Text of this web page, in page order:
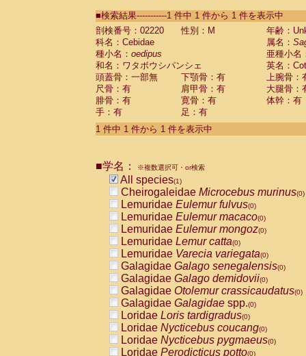
CebidaeSaguinus labiatus(0)
Cebidae Saguinus leucopus (0)
Cebidae
Cebidae
CebidaeSaguinus nigricollis (0)
Cebidae Saguinus oedipus
Cebidae Saguinus weddelli
Cebidae Saguinusspp.
Cebidae Aotus trivirgatus
Cebidae Cebus albifrons
CebidaeCebus nigrivittatus
CebidaeCebus
CebidaeSaimiri boliviensis(0)
CebidaeSaimiri sciureus(0)
AtelidaeAlouatta caraya(0)
AtelidaeAlouatta fusca(0)
AtelidaeAlouatta seniculus
AtelidaeAlouattaspp.(0)
AtelidaeAteles belzebuth(0)
AtelidaeAteles geoffroyi(0)
AtelidaeAteles paniscus(0)
AtelidaeAtelesspp.(0)
Atelidae Lagothrix lagothricha
AtelidaeLagothrix lagothricha cana
PitheciidaeCacajao calvus
PitheciidaeCallicebus cupreus
■検索結果-----------1 件中 1 件から 1 件を表示中
剖検番号：02220
性別：M
年齢：
科名：Cebidae
属名：
種小名： oedipus
亜種小名
和名：ワタボウシパンシェ
英名：
頭蓋骨：一部無
下顎骨：有
上腕骨：
尺骨：有
肩甲骨：有
大腿骨：
腓骨：有
寛骨：有
体幹：有
手：有
足：有
1 件中 1 件から 1 件を表示中
■学名： ※複数選択可・or検索
All species(1)
Cheirogaleidae Microcebus murinus(0)
Lemuridae Eulemur fulvus(0)
Lemuridae Eulemur macaco(0)
Lemuridae Eulemur mongoz(0)
Lemuridae Lemur catta(0)
Lemuridae Varecia variegata(0)
Galagidae Galago senegalensis(0)
Galagidae Galago demidovii(0)
Galagidae Otolemur crassicaudatus(0)
Galagidae Galagidae spp.(0)
Loridae Loris tardigradus(0)
Loridae Nycticebus coucang(0)
Loridae Nycticebus pygmaeus(0)
Loridae Perodicticus potto(0)